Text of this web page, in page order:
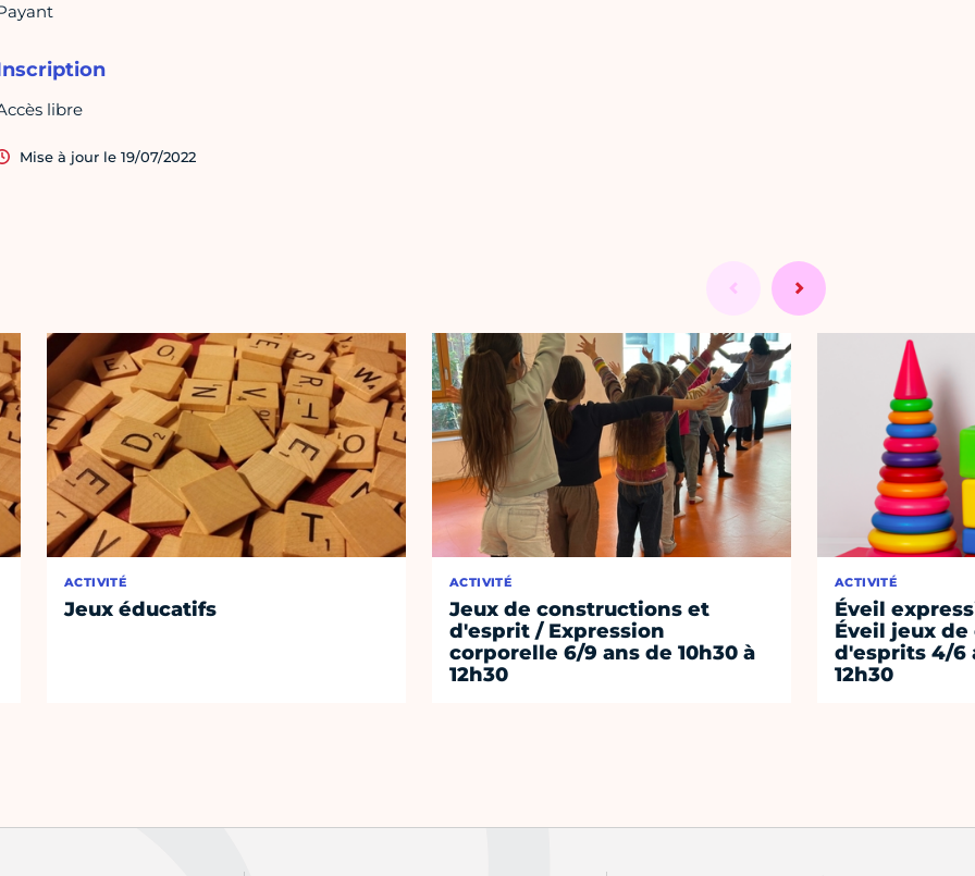
libre
Mise à jour le 19/07/2022
ACTIVITÉ
Jeux éducatifs
ACTIVITÉ
Jeux de constructions et
d'esprit / Expression
corporelle 6/9 ans de 10h30 à
12h30
ACTIVITÉ
Éveil
Éveil jeux
d'esprits 4/6
12h30